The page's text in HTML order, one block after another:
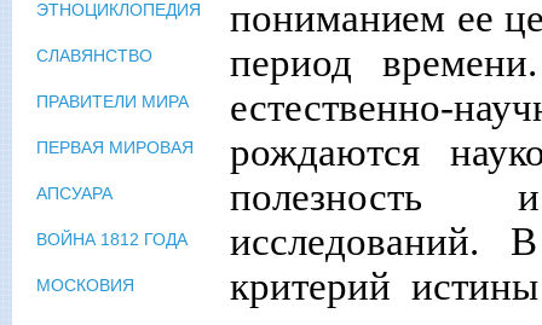
пониманием ее
период
естественно-
рождаются
полезность
исследований.
критерий
ЭТНОЦИКЛОПЕДИЯ
СЛАВЯНСТВО
ПРАВИТЕЛИ МИРА
ПЕРВАЯ МИРОВАЯ
АПСУАРА
ВОЙНА 1812 ГОДА
МОСКОВИЯ